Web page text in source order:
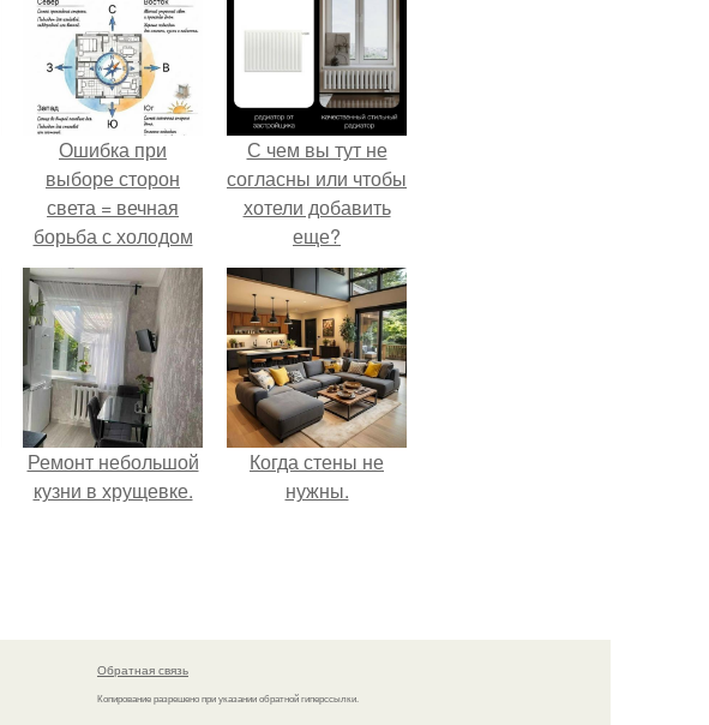
Ошибка при
выборе сторон
света = вечная
борьба с холодом
или светом.
С чем вы тут не
согласны или чтобы
хотели добавить
еще?
Ремонт небольшой
кузни в хрущевке.
Когда стены не
нужны.
Обратная связь
Копирование разрешено при указании обратной гиперссылки.